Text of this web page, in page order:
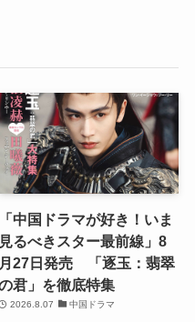
「中国ドラマが好き！いま
見るべきスター最前線」8
月27日発売 「逐玉：翡翠
君」を徹底特集
2026.8.07 中国ドラマ